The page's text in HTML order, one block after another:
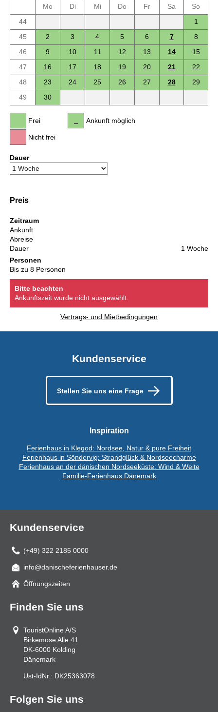
Mo
Di Mi Do Fr Sa
So
44
1
45
2 3 4 5 6 7
8
46
9 10 11 12 13 14
15
47
16 17 18 19 20 21
22
48
23 24 25 26 27 28
29
49
30
Frei
Nicht frei
Ankunft möglich
Dauer
Preis
Zeitraum
Ankunft
Abreise
Dauer
1 Woche
Personen
Bis zu 8 Personen
Bitte beachten
Ankunftszeit wurde nicht ausgewählt.
Vertrags- und Mietbedingungen
Kundenservice
Stellen Sie uns eine Frage
Inspiration
Ferienhaus in Klegod: Nordsee, Natur & pure Freiheit
Ferienhaus in Söndervig: Strandglück & Nordseecharme
Ferienhaus an der dänischen Nordseeküste: Wind & Weite
Familie-Ferienhaus Dänemark
Kundenservice
(+49) 322 2185 0000
Mail
info@danischeferienhauser.de
Öffnungszeiten
Finden Sie uns
TouristOnline A/S
Birkemose Alle 41
DK-6000 Kolding
Dänemark
Ust-IdNr.: DK25363078
Folgen Sie uns